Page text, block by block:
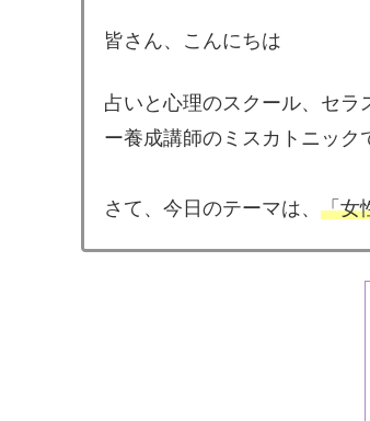
皆さん、こんにちは
占いと心理のスクール、セラ
ー養成講師のミスカトニック
さて、今日のテーマは、 「女